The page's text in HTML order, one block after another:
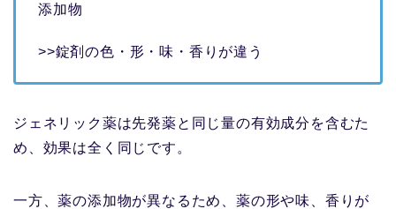
添加物
>>錠剤の色・形・味・香りが違う
ジェネリック薬は先発薬と同じ量の有効成分を含むた
め、効果は全く同じです。
一方、薬の添加物が異なるため、薬の形や味、香りが